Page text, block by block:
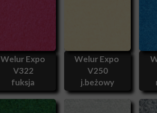
Welur Expo
V322
fuksja
Welur Expo
V250
j.beżowy